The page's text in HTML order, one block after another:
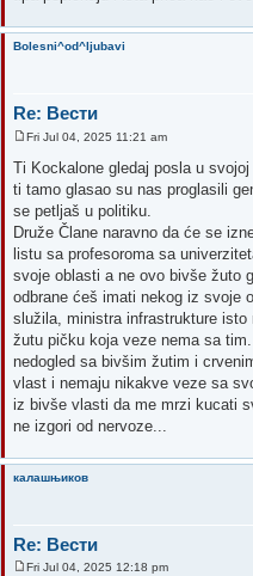
Bolesni^od^ljubavi
Re: Вести
o
t
Fri Jul 04, 2025 11:21 am
Ti Kockalone gledaj posla u
ti tamo glasao su nas proglasili
se petljaš u politiku.
Druže Člane naravno da će se
listu sa profesoroma sa
svoje oblasti a ne ovo bivše žuto
odbrane ćeš imati nekog iz svoje
služila, ministra infrastrukture
žutu pičku koja veze nema sa
nedogled sa bivšim žutim i
vlast i nemaju nikakve veze sa
iz bivše vlasti da me mrzi kucati
ne izgori od nervoze...
калашњиков
Re: Вести
Fri Jul 04, 2025 12:18 pm